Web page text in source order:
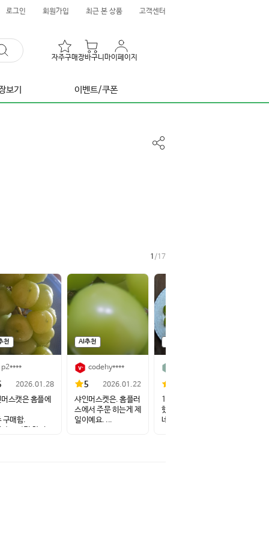
로그인 회원가입 최근 본 상품 고객센터
자주구매장바구니 마이페이지
보기 이벤트/쿠폰
공
1 /17
천
p2****
2026.01.28
스캣은 홈플에
구매함.
AI추천
codehy****
5 2026.01.22
샤인머스켓은. 홈플러
스에서 주문 히는게 제
일이예요. ...
1.5kg라 3송이 예상
했는데 큰거 2송이 왔
네요. 크...